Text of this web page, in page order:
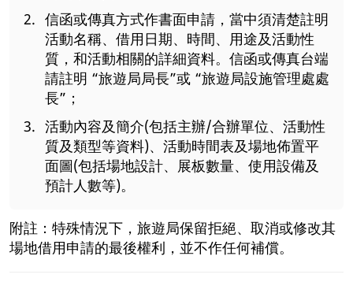
信函或傳真方式作書面申請，當中須清楚註明
活動名稱、借用日期、時間、用途及活動性
質，和活動相關的詳細資料。信函或傳真台端
請註明 “旅遊局局長”或 “旅遊局設施管理處處
長”；
活動內容及簡介(包括主辦/合辦單位、活動性
質及類型等資料)、活動時間表及場地佈置平
面圖(包括場地設計、展板數量、使用設備及
預計人數等)。
附註：特殊情況下，旅遊局保留拒絕、取消或修改其
場地借用申請的最後權利，並不作任何補償。